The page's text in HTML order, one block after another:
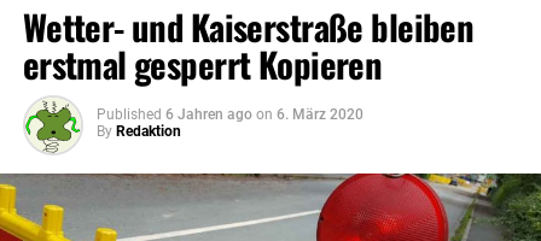
Wetter- und Kaiserstraße bleiben
erstmal gesperrt Kopieren
Published 6 Jahren ago on 6. März 2020
By Redaktion